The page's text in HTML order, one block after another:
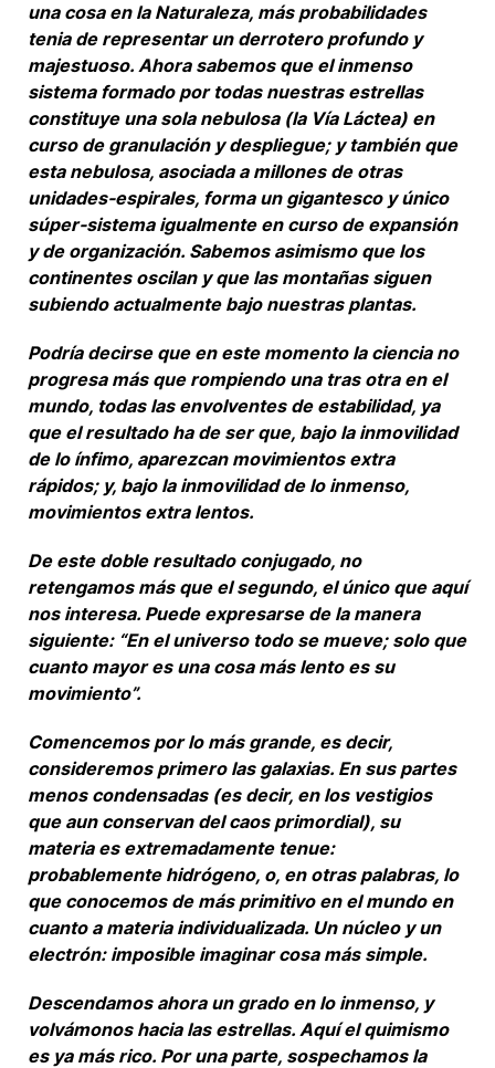
una cosa en la Naturaleza, más probabilidades
tenia de representar un derrotero profundo y
majestuoso. Ahora sabemos que el inmenso
sistema formado por todas nuestras estrellas
constituye una sola nebulosa (la Vía Láctea) en
curso de granulación y despliegue; y también que
esta nebulosa, asociada a millones de otras
unidades-espirales, forma un gigantesco y único
súper-sistema igualmente en curso de expansión
y de organización. Sabemos asimismo que los
continentes oscilan y que las montañas siguen
subiendo actualmente bajo nuestras plantas.
Podría decirse que en este momento la ciencia no
progresa más que rompiendo una tras otra en el
mundo, todas las envolventes de estabilidad, ya
que el resultado ha de ser que, bajo la inmovilidad
de lo ínfimo, aparezcan movimientos extra
rápidos; y, bajo la inmovilidad de lo inmenso,
movimientos extra lentos.
De este doble resultado conjugado, no
retengamos más que el segundo, el único que aquí
nos interesa. Puede expresarse de la manera
siguiente: “En el universo todo se mueve; solo que
cuanto mayor es una cosa más lento es su
movimiento”.
Comencemos por lo más grande, es decir,
consideremos primero las galaxias. En sus partes
menos condensadas (es decir, en los vestigios
que aun conservan del caos primordial), su
materia es extremadamente tenue:
probablemente hidrógeno, o, en otras palabras, lo
que conocemos de más primitivo en el mundo en
cuanto a materia individualizada. Un núcleo y un
electrón: imposible imaginar cosa más simple.
Descendamos ahora un grado en lo inmenso, y
volvámonos hacia las estrellas. Aquí el quimismo
es ya más rico. Por una parte, sospechamos la